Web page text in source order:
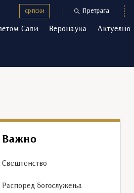
српски Претрага
Сави Веронаука Актуелно
Важно
Свештенство
Распоред богослужења